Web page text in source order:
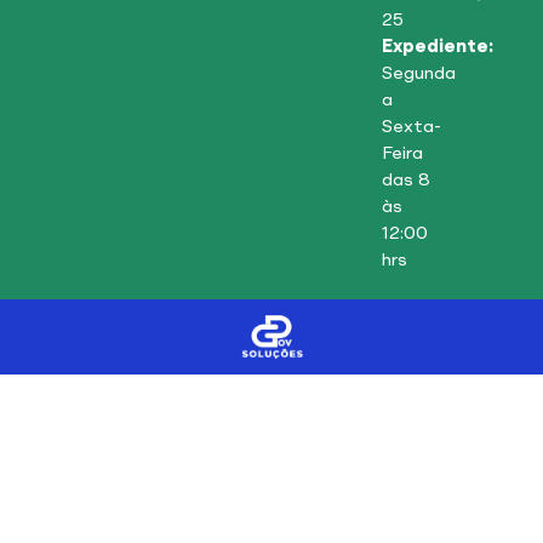
25
Expediente:
Segunda
a
Sexta-
Feira
das 8
às
12:00
hrs